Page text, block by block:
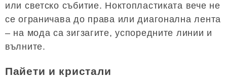
или светско събитие. Ноктопластиката вече не
се ограничава до права или диагонална лента
– на мода са зигзагите, успоредните линии и
вълните.
Пайети и кристали